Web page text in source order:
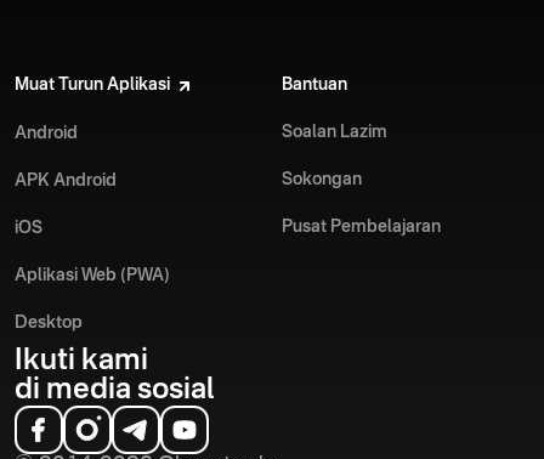
Muat Turun Aplikasi
Android
APK Android
iOS
Aplikasi Web (PWA)
Desktop
Bantuan
Soalan Lazim
Sokongan
Pusat Pembelajaran
Ikuti kami
di media sosial